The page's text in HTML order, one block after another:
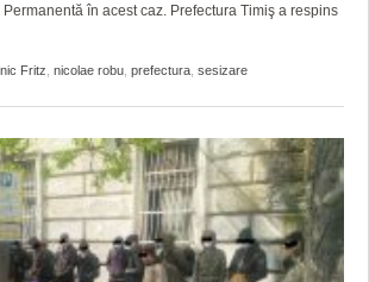
în acest caz. Prefectura Timiş a respins
Fritz nicolae robu prefectura sesizare